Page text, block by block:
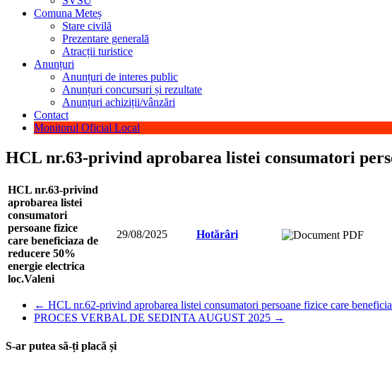
Comuna Meteș
Stare civilă
Prezentare generală
Atracții turistice
Anunțuri
Anunțuri de interes public
Anunțuri concursuri și rezultate
Anunțuri achiziții/vânzări
Contact
Monitorul Oficial Local
HCL nr.63-privind aprobarea listei consumatori
HCL nr.63-privind
aprobarea listei
consumatori
persoane fizice
care beneficiaza de
reducere 50%
energie electrica
loc.Valeni
29/08/2025 Hotărâri
← HCL nr.62-privind aprobarea listei consumatori persoane fizice care
PROCES VERBAL DE SEDINTA AUGUST 2025 →
S-ar putea să-ți placă și